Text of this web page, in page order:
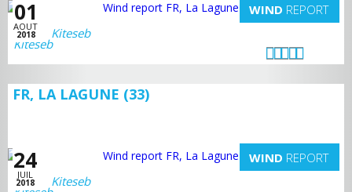
01
AOUT
2018
WIND REPORT
Kiteseb
FR, LA LAGUNE (33)
24
JUIL
2018
WIND REPORT
Kiteseb